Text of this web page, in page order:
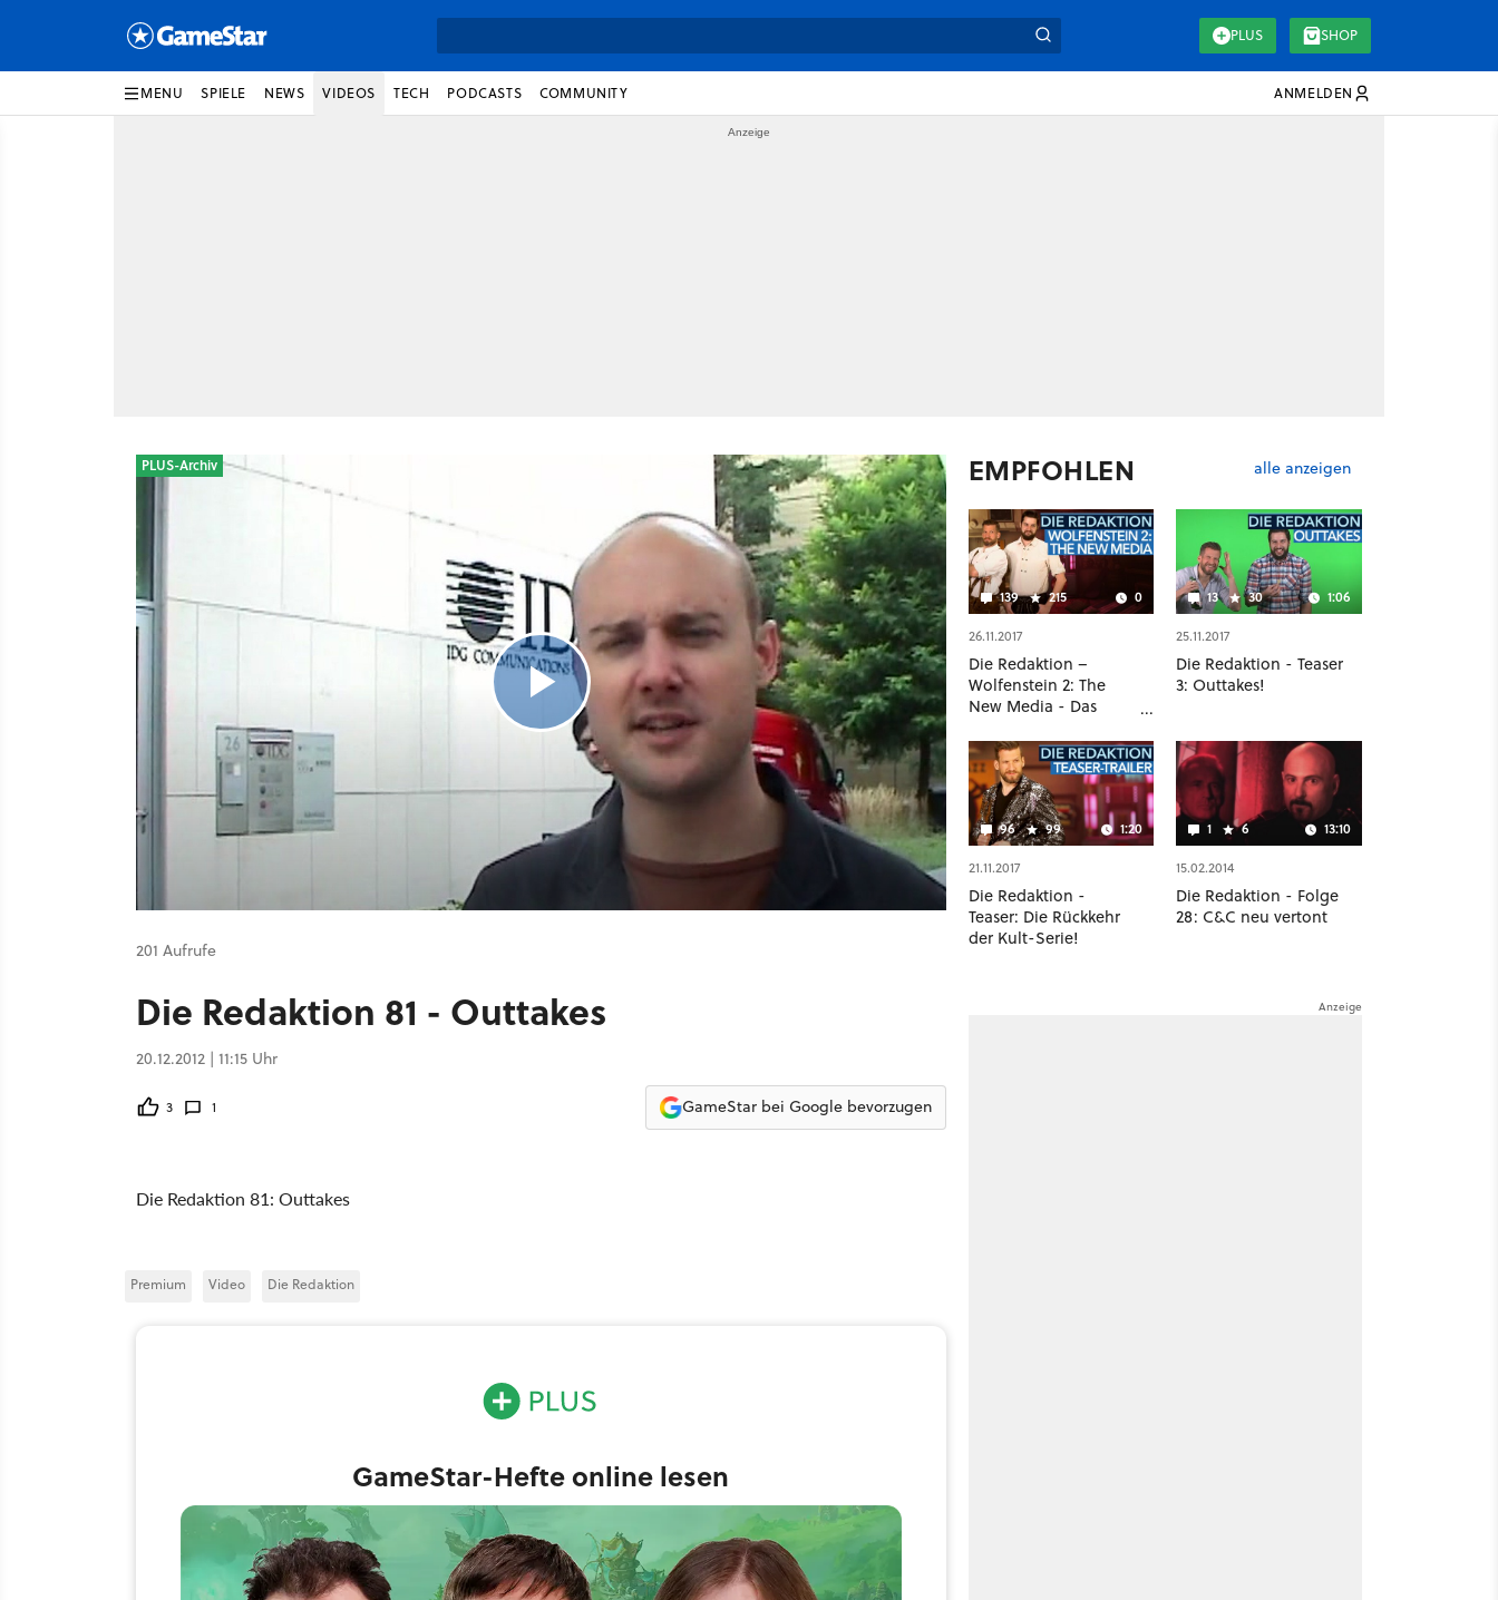
PLUS SHOP
MENU SPIELE NEWS VIDEOS TECH PODCASTS COMMUNITY ANMELDEN
PLUS-Archiv
201 Aufrufe
Die Redaktion 81 - Outtakes
20.12.2012 | 11:15 Uhr
3 1 GameStar bei Google bevorzugen
Die Redaktion 81: Outtakes
Premium Video Die Redaktion
GameStar-Hefte online lesen
EMPFOHLEN alle anzeigen
139 215 0
26.11.2017
Die Redaktion –
Wolfenstein 2: The
New Media - Das
Legende
13 30 1:06
25.11.2017
Die Redaktion - Teaser
3: Outtakes!
96 99 1:20
21.11.2017
Die Redaktion -
Teaser: Die Rückkehr
der Kult-Serie!
1 6 13:10
15.02.2014
Die Redaktion - Folge
28: C&C neu vertont